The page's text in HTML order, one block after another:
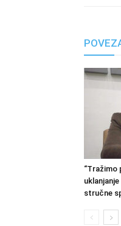
“Tražimo
stručne